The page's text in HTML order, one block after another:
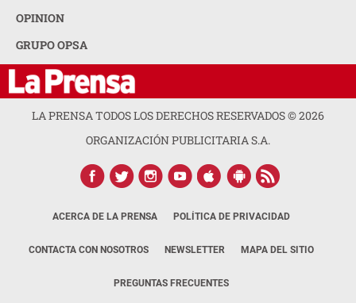
OPINION
GRUPO OPSA
LA PRENSA TODOS LOS DERECHOS RESERVADOS ©2026
ORGANIZACIÓN PUBLICITARIA S.A.
ACERCA DE LA PRENSA POLÍTICA DE PRIVACIDAD
CONTACTA CON NOSOTROS NEWSLETTER MAPA DEL SITIO
PREGUNTAS FRECUENTES